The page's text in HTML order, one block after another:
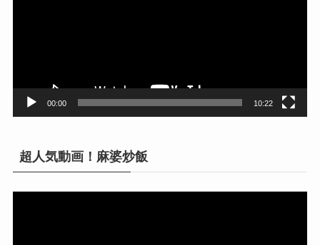
00:00 10:22
超人気動画！麻婆炒飯